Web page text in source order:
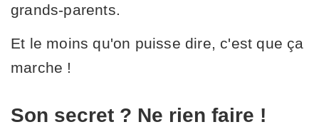
grands-parents.
Et le moins qu'on puisse dire, c'est que ça
marche !
Son secret ? Ne rien faire !